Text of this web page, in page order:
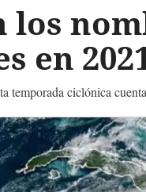
los
en
temporada ciclónica